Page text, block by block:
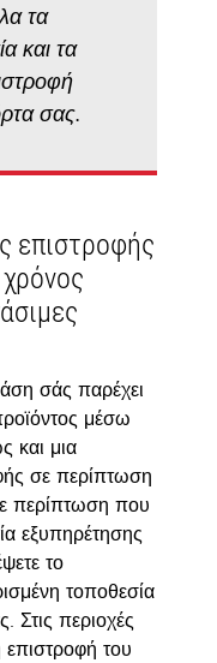
τα
και τα
σας.
επιστροφής
σάς παρέχει
μέσω
και μια
σε περίπτωση
περίπτωση που
εξυπηρέτησης
το
τοποθεσία
Στις περιοχές
του